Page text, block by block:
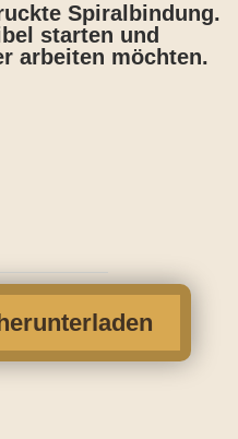
Spiralbindung.
starten und
arbeiten möchten.